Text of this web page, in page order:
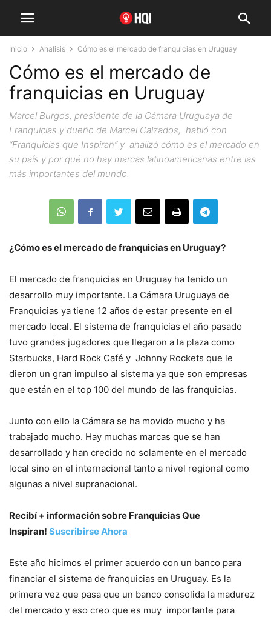
Inicio Analisis Cómo es el mercado de franquicias en Uruguay
Cómo es el mercado de
franquicias en Uruguay
Marcel Burgos, presidente de la Cámara Uruguaya de
Franquicias y dueño de Marcel Calzados, habló con
“Franquicias que Inspiran” y analizó cómo es el mercado en
su país y por qué no hay marcas latinoamericanas entre las
más importantes del mundo.
¿Cómo es el mercado de franquicias en Uruguay?
El mercado de franquicias en Uruguay ha tenido un
desarrollo muy importante. La Cámara Uruguaya de
Franquicias ya tiene 12 años de estar presente en el
mercado local. El sistema de franquicias el año pasado
tuvo grandes jugadores que llegaron a la plaza como
Starbucks, Hard Rock Café y Johnny Rockets que le
dieron un gran impulso al sistema ya que son empresas
que están en el top 100 del mundo de las franquicias.
Junto con ello la Cámara se ha movido mucho y ha
trabajado mucho. Hay muchas marcas que se han
desarrollado y han crecido no solamente en el mercado
local sino en el internacional tanto a nivel regional como
algunas a nivel supranacional.
Recibí + información sobre Franquicias Que
Inspiran! Suscribirse Ahora
Este año hicimos el primer acuerdo con un banco para
financiar el sistema de franquicias en Uruguay. Es la
primera vez que pasa que un banco consolida la madurez
del mercado y eso creo que es muy importante para